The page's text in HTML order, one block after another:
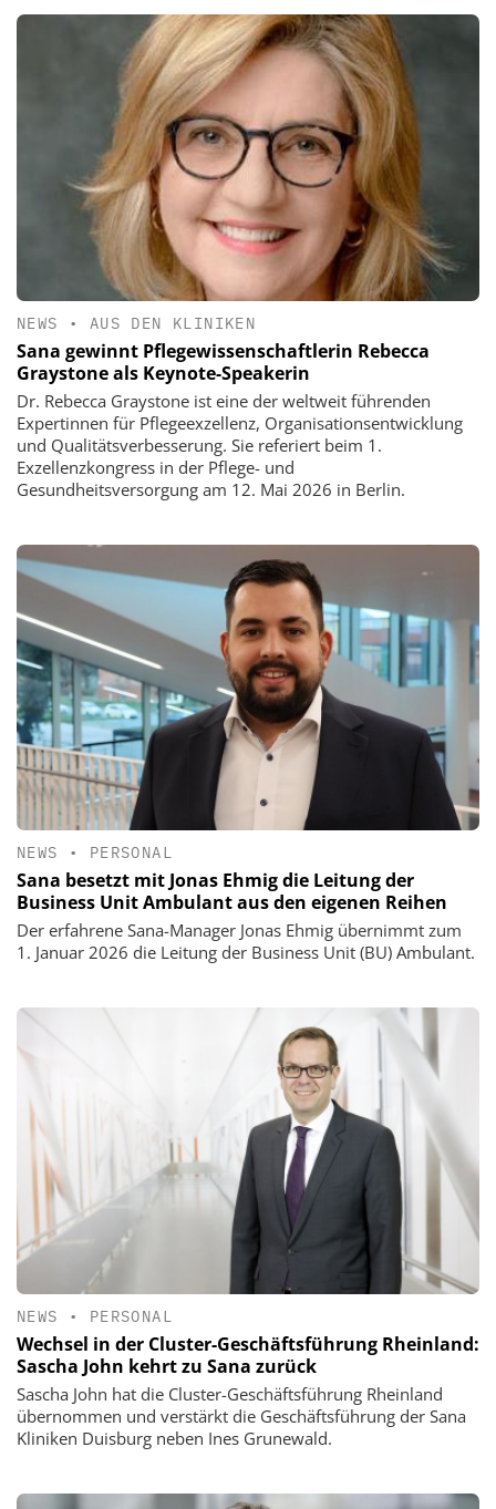
NEWS • AUS DEN KLINIKEN
Sana gewinnt Pflegewissenschaftlerin Rebecca
Graystone als Keynote-Speakerin
Dr. Rebecca Graystone ist eine der weltweit führenden
Expertinnen für Pflegeexzellenz, Organisationsentwicklung
und Qualitätsverbesserung. Sie referiert beim 1.
Exzellenzkongress in der Pflege- und
Gesundheitsversorgung am 12. Mai 2026 in Berlin.
NEWS • PERSONAL
Sana besetzt mit Jonas Ehmig die Leitung der
Business Unit Ambulant aus den eigenen Reihen
Der erfahrene Sana-Manager Jonas Ehmig übernimmt zum
1. Januar 2026 die Leitung der Business Unit (BU) Ambulant.
NEWS • PERSONAL
Wechsel in der Cluster-Geschäftsführung Rheinland:
Sascha John kehrt zu Sana zurück
Sascha John hat die Cluster-Geschäftsführung Rheinland
übernommen und verstärkt die Geschäftsführung der Sana
Kliniken Duisburg neben Ines Grunewald.